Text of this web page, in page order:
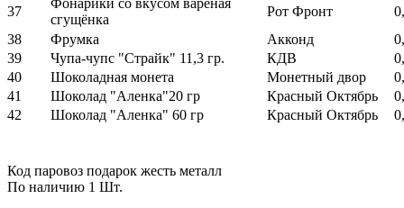
37
сгущёнка
Рот Фронт
38
Фрумка Акконд
39
Чупа-чупс "Страйк" 11,3 гр. КДВ
40
Шоколадная монета Монетный двор
41
Шоколад "Аленка"20 гр Красный Октябрь
42
Шоколад "Аленка" 60 гр Красный Октябрь
Код паровоз подарок жесть металл
По наличию 1 Шт.